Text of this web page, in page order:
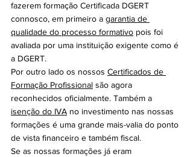
fazerem formação Certificada DGERT
connosco, em primeiro a garantia de
qualidade do processo formativo pois foi
avaliada por uma instituição exigente como é
a DGERT.
Por outro lado os nossos Certificados de
Formação Profissional são agora
reconhecidos oficialmente. Também a
isenção do IVA no investimento nas nossas
formações é uma grande mais-valia do ponto
de vista financeiro e também fiscal.
Se as nossas formações já eram